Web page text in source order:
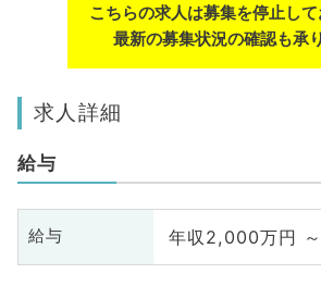
こちらの求人は募集を停止して
最新の募集状況の確認も承
求人詳細
給与
給与 年収2,000万円 ～